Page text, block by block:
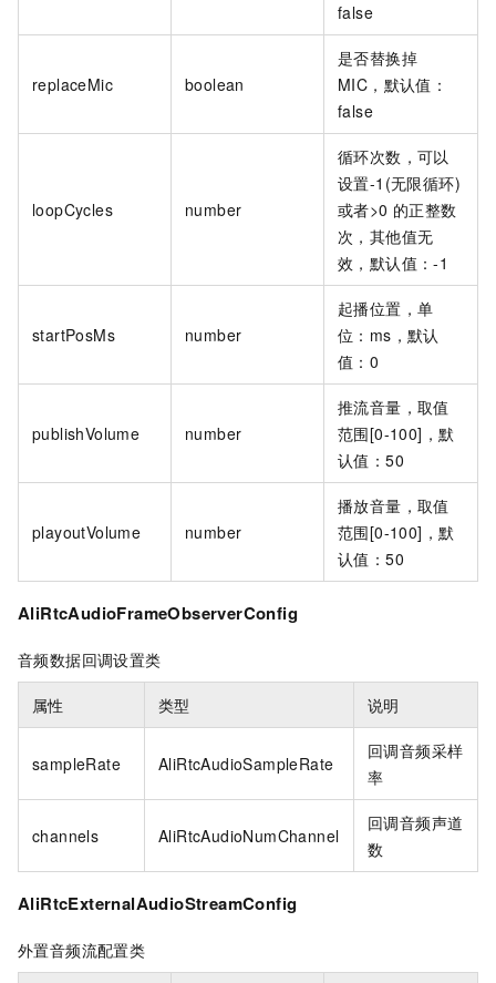
false
replaceMic boolean
是否替换掉
MIC，默认值：
false
loopCycles number
循环次数，可以
设置-1(无限循环)
或者>0 的正整数
次，其他值无
效，默认值：-1
startPosMs number
起播位置，单
位：ms，默认
值：0
publishVolume number
推流音量，取值
范围[0-100]，默
认值：50
playoutVolume number
播放音量，取值
范围[0-100]，默
认值：50
AliRtcAudioFrameObserverConfig
音频数据回调设置类
属性 类型 说明
sampleRate AliRtcAudioSampleRate
回调音频采样
率
channels AliRtcAudioNumChannel
回调音频声道
数
AliRtcExternalAudioStreamConfig
外置音频流配置类